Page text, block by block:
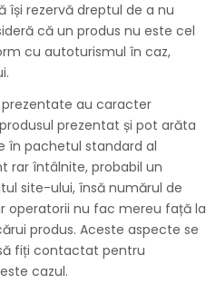
își rezervă dreptul de a nu
că un produs nu este cel
cu autoturismul în caz,
au caracter
prezentat și pot arăta
în pachetul standard al
rar întâlnite, probabil un
site-ului, însă numărul de
operatorii nu fac mereu față la
produs. Aceste aspecte se
fiți contactat pentru
cazul.